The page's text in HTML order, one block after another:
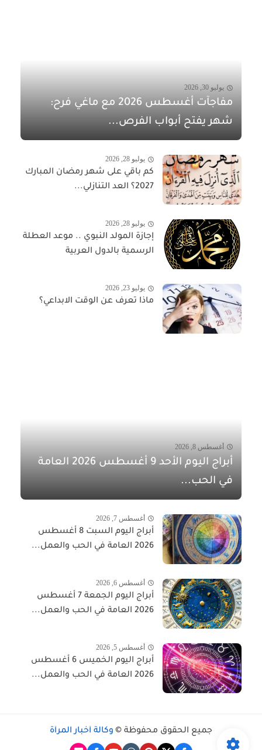
يوليو 30, 2026
مفاجآت أغسطس 2026 مع ماغي فرح:
شهر يفتح أبواب الفرص...
يوليو 28, 2026
كم باقي على شهر رمضان المبارك
2027؟ العد التنازلي...
يوليو 28, 2026
إجازة المولد النبوي .. موعد العطلة
الرسمية بالدول العربية
يوليو 23, 2026
ماذا تعرف عن الوقت الابداعي؟
أغسطس 8, 2026
أبراج اليوم الأحد 9 أغسطس 2026 العامة
في الحب...
أغسطس 7, 2026
أبراج اليوم السبت 8 أغسطس
2026 العامة في الحب والعمل...
أغسطس 6, 2026
أبراج اليوم الجمعة 7 أغسطس
2026 العامة في الحب والعمل...
أغسطس 5, 2026
أبراج اليوم الخميس 6 أغسطس
2026 العامة في الحب والعمل...
جميع الحقوق محفوظة © وكالة أخبار المرأة